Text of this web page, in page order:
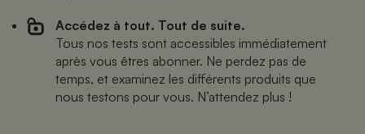
Accédez à tout. Tout de suite.
Tous nos tests sont accessibles immédiatement
après vous êtres abonner. Ne perdez pas de
temps, et examinez les différents produits que
nous testons pour vous. N’attendez plus !